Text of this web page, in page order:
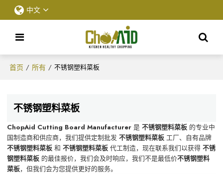
中文
首页 / 所有 / 不锈钢塑料菜板
不锈钢塑料菜板
ChopAid Cutting Board Manufacturer 是不锈钢塑料菜板 的专业中
国制造商和供应商，我们提供定制批发不锈钢塑料菜板 工厂、自有品牌
不锈钢塑料菜板 和不锈钢塑料菜板 代工制造，现在联系我们以获得不锈
钢塑料菜板 的最佳报价，我们会及时响应，我们不是最低价不锈钢塑料
菜板，但我们会为您提供更好的服务。